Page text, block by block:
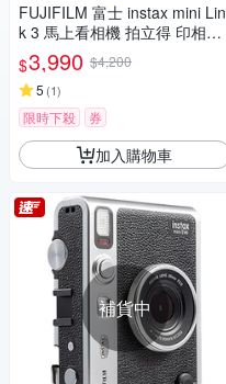
FUJIFILM 富士 instax mini Lin
k 3 馬上看相機 拍立得 印相機
公司貨
$3,990 $4,200
5 (1)
限時下殺 券
加入購物車
補貨中